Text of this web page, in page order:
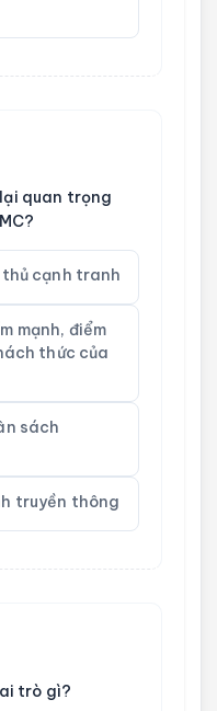
quan trọng
cạnh tranh
mạnh, điểm
thức của
sách
truyền thông
trò gì?